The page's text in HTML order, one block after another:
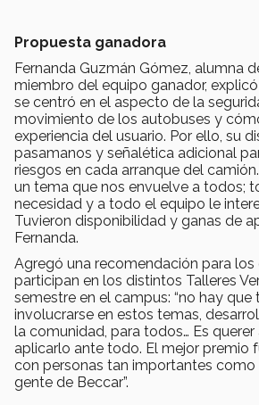
Propuesta ganadora
Fernanda Guzmán Gómez, alumna
miembro del equipo ganador,
se centró en el aspecto de la
movimiento de los autobuses y
experiencia del usuario. Por ello, su
pasamanos y señalética adicional
riesgos en cada arranque del
un tema que nos envuelve a todos;
necesidad y a todo el equipo le
Tuvieron disponibilidad y ganas de
Fernanda.
Agregó una recomendación para
participan en los distintos Talleres
semestre en el campus: “no hay que
involucrarse en estos temas,
la comunidad, para todos… Es
aplicarlo ante todo. El mejor premio
con personas tan importantes
gente de Beccar”.